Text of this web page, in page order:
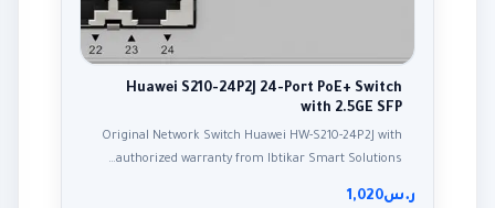
Huawei S210-24P2J 24-Port PoE+ Switch
with 2.5GE SFP
Original Network Switch Huawei HW-S210-24P2J with
authorized warranty from Ibtikar Smart Solutions…
ر.س1,020